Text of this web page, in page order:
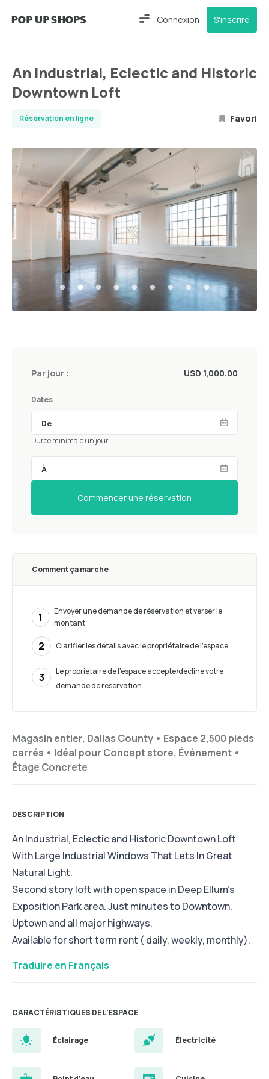
Connexion S'inscrire
An Industrial, Eclectic and Historic
Downtown Loft
Réservation en ligne Favori
Magasin entier, Dallas County • Espace 2,500 pieds
carrés • Idéal pour Concept store, Événement •
Étage Concrete
DESCRIPTION
An Industrial, Eclectic and Historic Downtown Loft
With Large Industrial Windows That Lets In Great
Natural Light.
Second story loft with open space in Deep Ellum’s
Exposition Park area. Just minutes to Downtown,
Uptown and all major highways.
Available for short term rent ( daily, weekly, monthly).
Traduire en Français
CARACTÉRISTIQUES DE L'ESPACE
Éclairage Électricité
Par jour : USD 1,000.00
Dates
Durée minimale un jour
Commencer une réservation
Comment ça marche
1
Envoyer une demande de réservation et verser le
montant
2 Clarifier les détails avec le propriétaire de l'espace
3
Le propriétaire de l'espace accepte/décline votre
demande de réservation.